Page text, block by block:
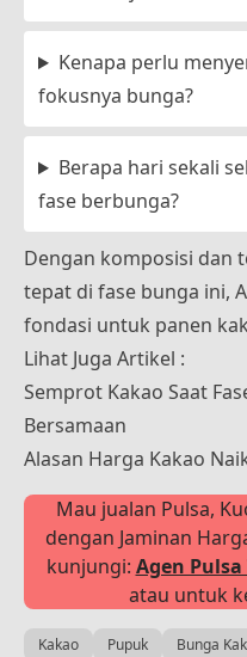
Kenapa perlu
fokusnya bunga?
Berapa hari sekali
fase berbunga?
Dengan komposisi dan
tepat di fase bunga ini,
fondasi untuk panen
Lihat Juga Artikel :
Semprot Kakao Saat
Bersamaan
Alasan Harga Kakao
Mau jualan Pulsa,
dengan Jaminan
kunjungi: Agen
atau untuk
Kakao Pupuk Bunga